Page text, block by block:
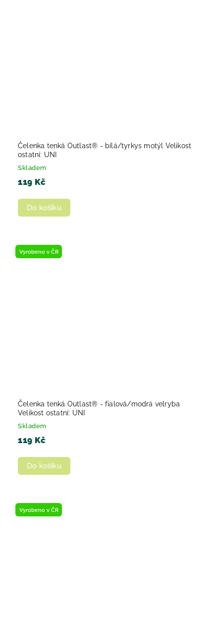
Čelenka tenká Outlast® - bílá/tyrkys motýl Velikost
ostatní: UNI
Skladem
119 Kč
Do košíku
Vyrobeno v ČR
Čelenka tenká Outlast® - fialová/modrá velryba
Velikost ostatní: UNI
Skladem
119 Kč
Do košíku
Vyrobeno v ČR